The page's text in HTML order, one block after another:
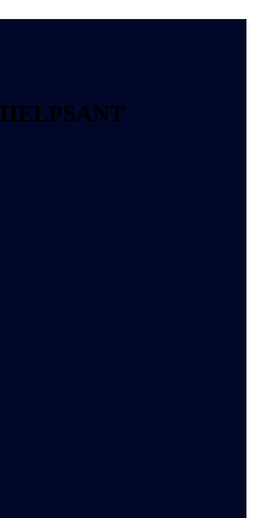
HELPSANT